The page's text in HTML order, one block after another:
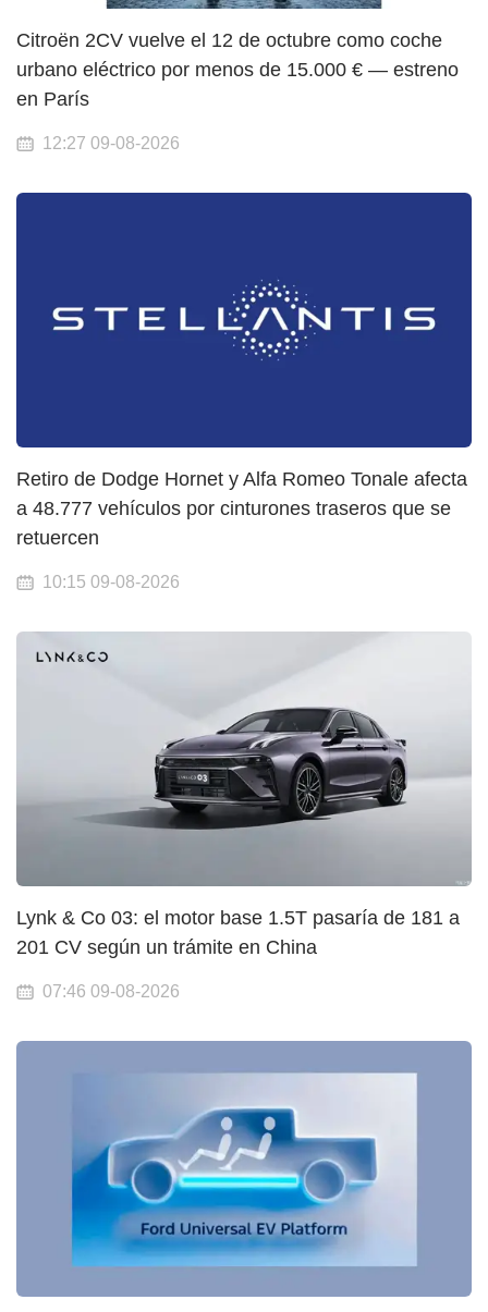
Citroën 2CV vuelve el 12 de octubre como coche
urbano eléctrico por menos de 15.000 € — estreno
en París
12:27 09-08-2026
Retiro de Dodge Hornet y Alfa Romeo Tonale afecta
a 48.777 vehículos por cinturones traseros que se
retuercen
10:15 09-08-2026
Lynk & Co 03: el motor base 1.5T pasaría de 181 a
201 CV según un trámite en China
07:46 09-08-2026